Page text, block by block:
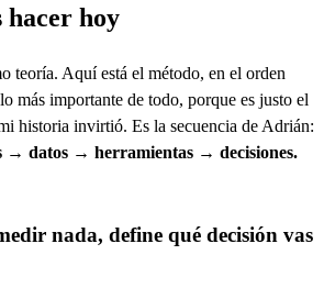
hacer hoy
teoría. Aquí está el método, en el orden
más importante de todo, porque es justo el
historia invirtió. Es la secuencia de Adrián:
→ datos → herramientas → decisiones.
nada, define qué decisión vas